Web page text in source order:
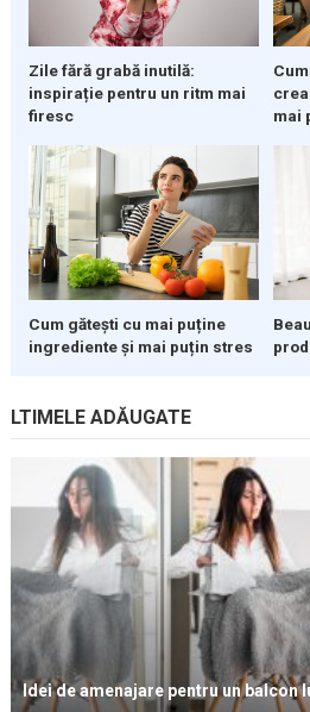
Zile fără grabă inutilă:
inspirație pentru un ritm mai
firesc
mai
Cum gătești cu mai puține
ingrediente și mai puțin stres
LTIMELE ADĂUGATE
Idei de amenajare pentru un balcon